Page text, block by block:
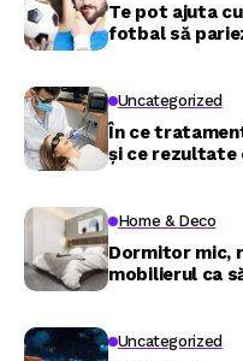
Te pot ajuta
fotbal să
Uncategorized
În ce
și ce rezultate
Home & Deco
Dormitor mic,
mobilierul ca
Uncategorized